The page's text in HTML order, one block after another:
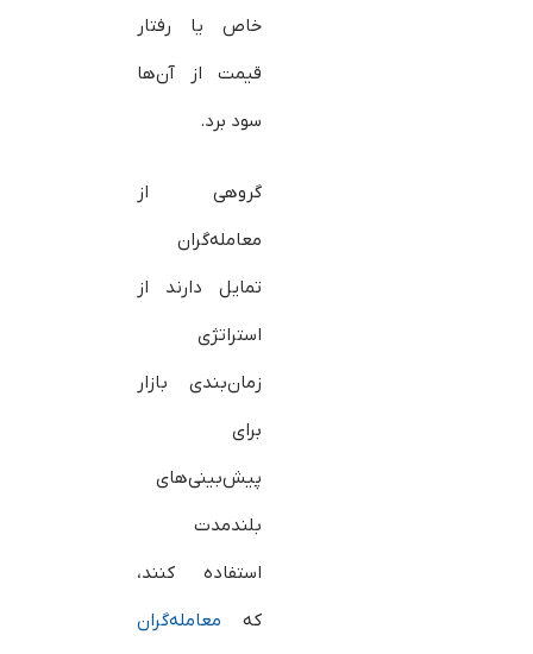
خاص یا رفتار
قیمت از آن‌ها
سود برد.
گروهی از
معامله‌گران
تمایل دارند از
استراتژی
زمان‌بندی بازار
برای
پیش‌بینی‌های
بلند‌مدت
استفاده کنند،
که معامله‌گران